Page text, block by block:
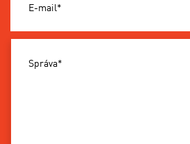
E-mail*
Správa*